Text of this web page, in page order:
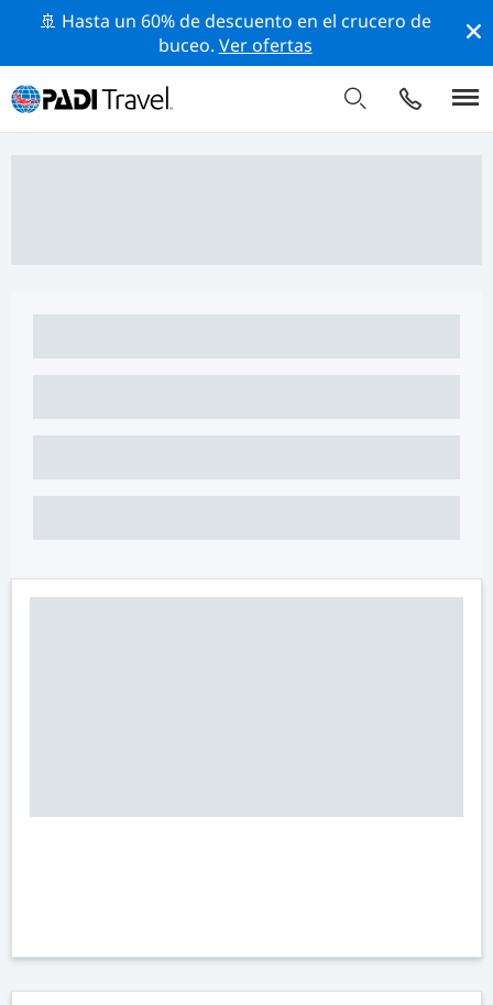
🚢 Hasta un 60% de descuento en el crucero de
buceo. Ver ofertas